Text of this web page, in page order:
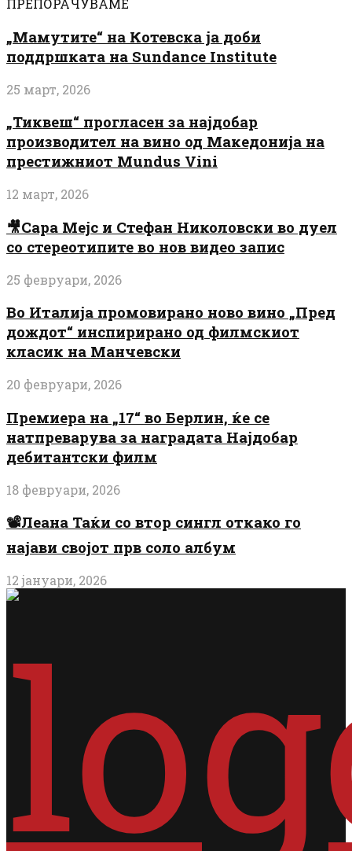
ПРЕПОРАЧУВАМЕ
„Мамутите“ на Котевска ја доби
поддршката на Sundance Institute
25 март, 2026
„Тиквеш“ прогласен за најдобар
производител на вино од Македонија на
престижниот Mundus Vini
12 март, 2026
🎥Сара Мејс и Стефан Николовски во дуел
со стереотипите во нов видео запис
25 февруари, 2026
Во Италија промовирано ново вино „Пред
дождот“ инспирирано од филмскиот
класик на Манчевски
20 февруари, 2026
Премиера на „17“ во Берлин, ќе се
натпреварува за наградата Најдобар
дебитантски филм
18 февруари, 2026
📽️Леана Таќи со втор сингл откако го
најави својот прв соло албум
12 јануари, 2026